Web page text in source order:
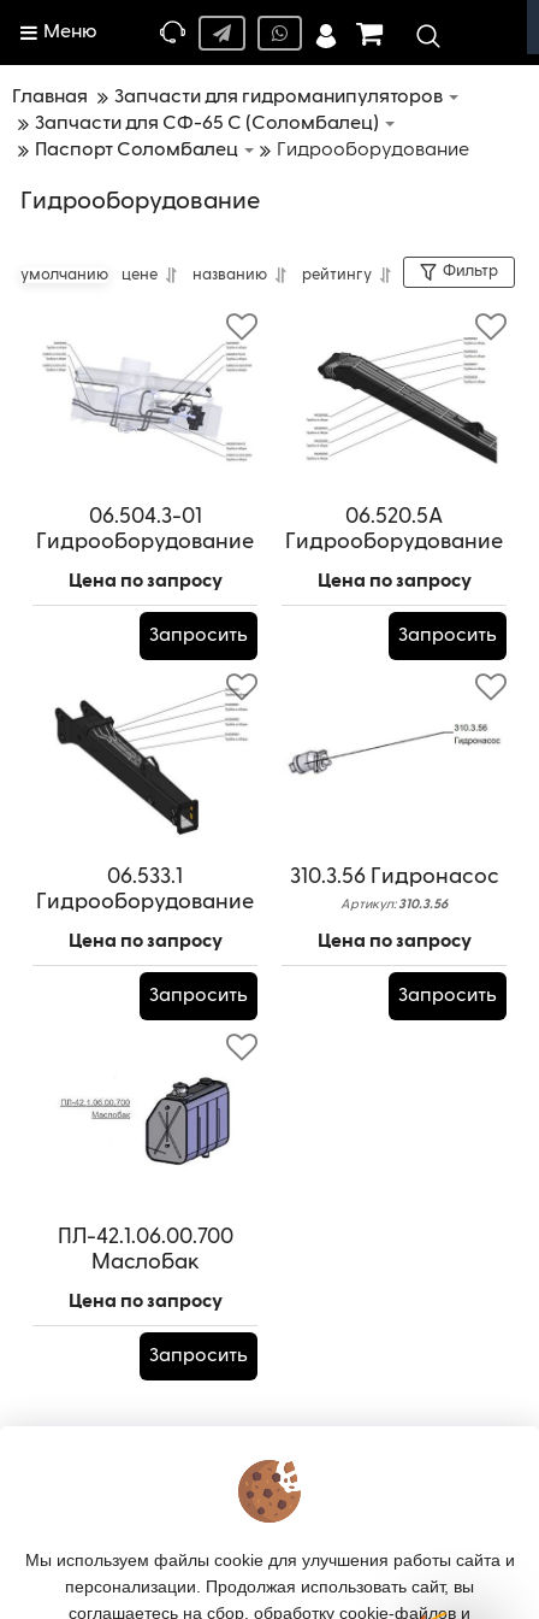
Меню
Главная
Запчасти для гидроманипуляторов
Запчасти для СФ-65 С (Соломбалец)
Паспорт Соломбалец
Гидрооборудование
Гидрооборудование
умолчанию цене названию рейтингу Фильтр
06.504.3-01
Гидрооборудование
06.504.3-01
Цена по запросу
Запросить
06.520.5А
Гидрооборудование
06.520.5А
Цена по запросу
Запросить
06.533.1
Гидрооборудование
06.533.1
Цена по запросу
Запросить
310.3.56 Гидронасос
Артикул: 310.3.56
Цена по запросу
Запросить
ПЛ-42.1.06.00.700
Маслобак
Цена по запросу
Запросить
КАТАЛОГ
Мы используем файлы cookie для улучшения работы сайта и
персонализации. Продолжая использовать сайт, вы
соглашаетесь на сбор, обработку cookie-файлов и